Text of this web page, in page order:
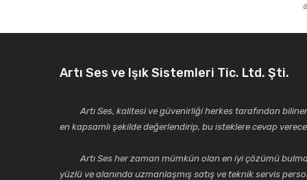
Bu ürüne benzer farklı alternatifler olmalı.
Artı Ses ve Işık Sistemleri Tic. Ltd. Şti.
Artı Ses, kalitesi ve güvenirliği herkes tarafından bilinen
en kapsamlı şekilde değerlendirip, bu isteklere cevap
Artı Ses her zaman mümkün olan en iyi çözümü bulmak,
yüzlü ve alanında uzmanlaşmış satış ve teknik servis